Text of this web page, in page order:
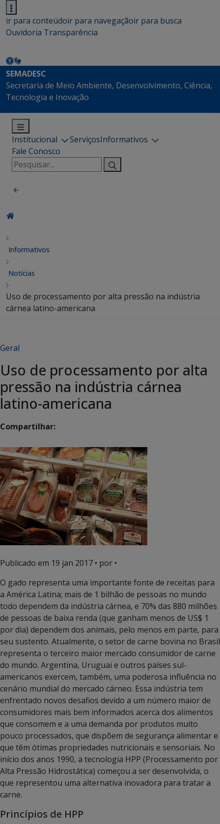
ir para conteúdoir para navegaçãoir para busca
Ouvidoria Transparência
SEMADESC
Secretaria de Meio Ambiente, Desenvolvimento, Ciência,
Tecnologia e Inovação
Institucional ServiçosInformativos
Fale Conosco
Pesquisar
por:
Informativos
Notícias
Uso de processamento por alta pressão na indústria
cárnea latino-americana
Geral
Uso de processamento por alta
pressão na indústria cárnea
latino-americana
Compartilhar:
Publicado em 19 jan 2017 • por •
O gado representa uma importante fonte de receitas para
a América Latina; mais de 1 bilhão de pessoas no mundo
todo dependem da indústria cárnea, e 70% das 880 milhões
de pessoas de baixa renda (que ganham menos de US$ 1
por dia) dependem dos animais, pelo menos em parte, para
seu sustento. Atualmente, o setor de carne bovina no Brasil
representa o terceiro maior mercado consumidor de carne
do mundo. Argentina, Uruguai e outros países sul-
americanos exercem, também, uma poderosa influência no
cenário mundial do mercado cárneo. Essa indústria tem
enfrentado novos desafios devido a um número maior de
consumidores mais bem informados acerca dos alimentos
que consomem e a uma demanda por produtos muito
pouco processados, que dispõem de segurança alimentar e
que têm ótimas propriedades nutricionais e sensoriais. No
início dos anos 1990, a tecnologia HPP (Processamento por
Alta Pressão Hidrostática) começou a ser desenvolvida, o
que representou uma alternativa inovadora para tratar a
carne.
Princípios de HPP